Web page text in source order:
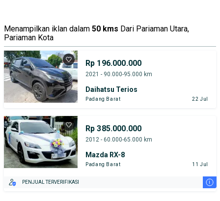
Menampilkan iklan dalam 50 kms Dari Pariaman Utara,
Pariaman Kota
Rp 196.000.000
2021 - 90.000-95.000 km
Daihatsu Terios
Padang Barat 22 Jul
Rp 385.000.000
2012 - 60.000-65.000 km
Mazda RX-8
Padang Barat 11 Jul
PENJUAL TERVERIFIKASI i